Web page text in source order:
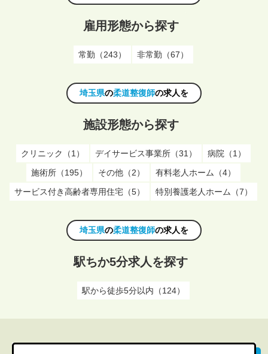
雇用形態から探す
常勤（243） 非常勤（67）
埼玉県の柔道整復師の求人を
施設形態から探す
クリニック（1） デイサービス事業所（31）
病院（1）
施術所（195）
その他（2）
有料老人ホーム（4）
サービス付き高齢者専用住宅（5）
特別養護老人ホーム（7）
埼玉県の柔道整復師の求人を
駅ちか5分求人を探す
駅から徒歩5分以内（124）